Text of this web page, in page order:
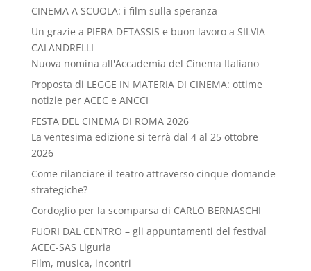
CINEMA A SCUOLA: i film sulla speranza
Un grazie a PIERA DETASSIS e buon lavoro a SILVIA
CALANDRELLI
Nuova nomina all'Accademia del Cinema Italiano
Proposta di LEGGE IN MATERIA DI CINEMA: ottime
notizie per ACEC e ANCCI
FESTA DEL CINEMA DI ROMA 2026
La ventesima edizione si terrà dal 4 al 25 ottobre
2026
Come rilanciare il teatro attraverso cinque domande
strategiche?
Cordoglio per la scomparsa di CARLO BERNASCHI
FUORI DAL CENTRO – gli appuntamenti del festival
ACEC-SAS Liguria
Film, musica, incontri